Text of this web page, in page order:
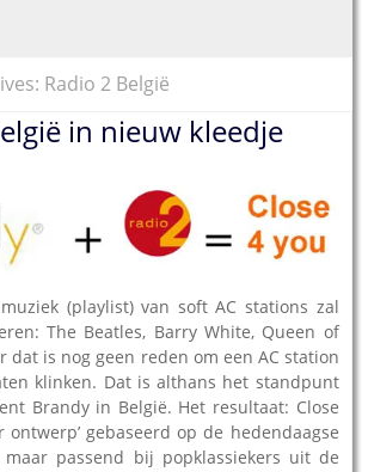
Radio 2 België
in nieuw kleedje
(playlist) van soft AC stations zal
The Beatles, Barry White, Queen of
dat is nog geen reden om een AC station
klinken. Dat is althans het standpunt
Brandy in België. Het resultaat: Close
ontwerp’ gebaseerd op de hedendaagse
maar passend bij popklassiekers uit de